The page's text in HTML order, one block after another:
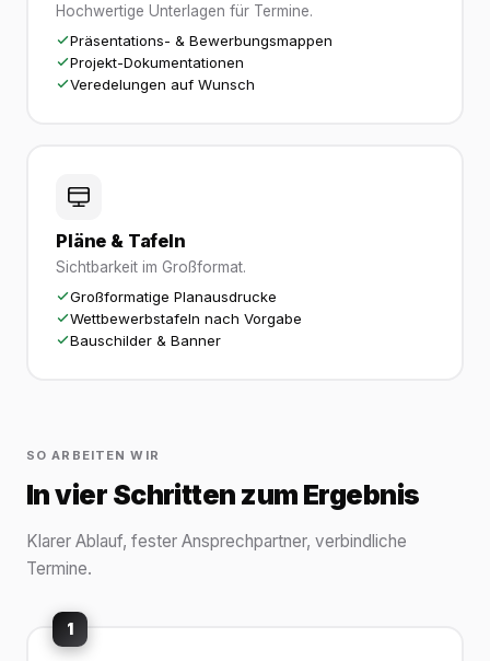
Hochwertige Unterlagen für Termine.
Präsentations- & Bewerbungsmappen
Projekt-Dokumentationen
Veredelungen auf Wunsch
Pläne & Tafeln
Sichtbarkeit im Großformat.
Großformatige Planausdrucke
Wettbewerbstafeln nach Vorgabe
Bauschilder & Banner
SO ARBEITEN WIR
In vier Schritten zum Ergebnis
Klarer Ablauf, fester Ansprechpartner, verbindliche
Termine.
1